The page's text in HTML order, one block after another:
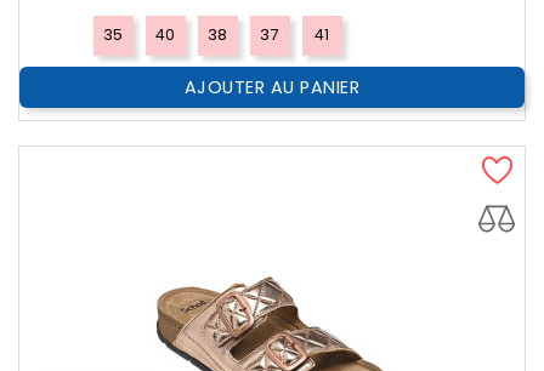
Public
35 40 38 37 41
AJOUTER AU PANIER